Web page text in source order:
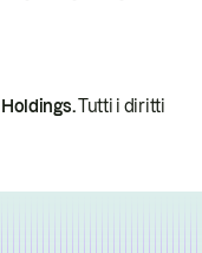
Tutti i diritti